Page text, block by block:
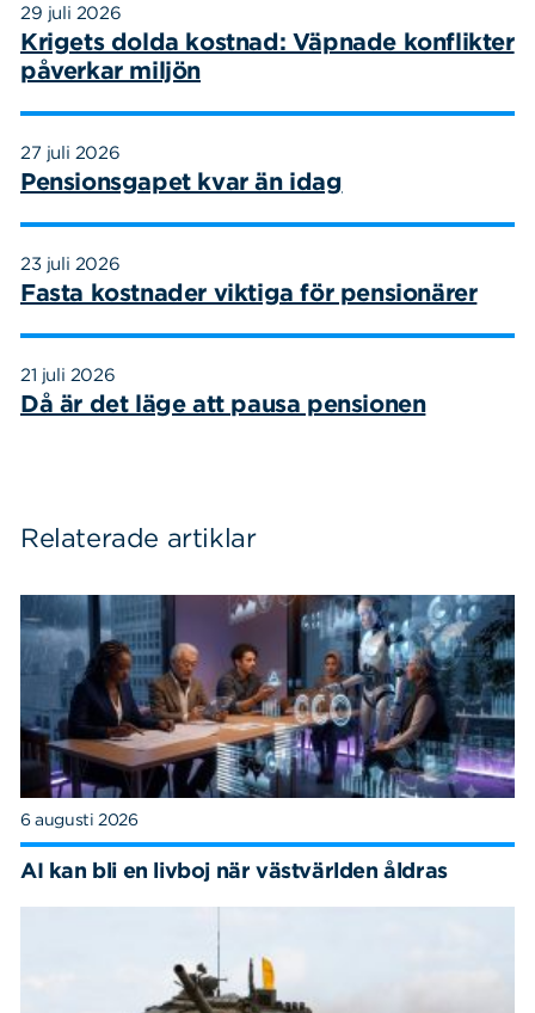
29 juli 2026
Krigets dolda kostnad: Väpnade konflikter
påverkar miljön
27 juli 2026
Pensionsgapet kvar än idag
23 juli 2026
Fasta kostnader viktiga för pensionärer
21 juli 2026
Då är det läge att pausa pensionen
Relaterade artiklar
6 augusti 2026
AI kan bli en livboj när västvärlden åldras